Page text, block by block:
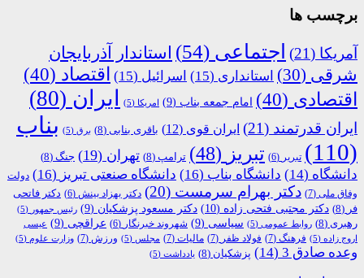
برچسب ها
آمریکا (21) اجتماعی (54)
استاندار آذربایجان
شرقی (30) استانداری (15) اسرائیل (15) اقتصاد (40)
اقتصادی (40) امام جمعه بناب (9) امریکا (5) ایران (80)
ایران قدرتمند (21) ایران قوی (12) باقری بنابی (8) برق (5)
بناب
(110)
تبریر (6) تبریز (48) ترامپ (8) تهران (19) جنگ (8)
دانشگاه (14) دانشگاه بناب (16) دانشگاه صنعتی تبریز (16)
دولت
وفاق ملی (7) دکتر بهرام سرمست (20) دکتر بهزاد بینش (6)
دکتر فاتحی
فر (8) دکتر مجتبی فتحی زاده (10) دکتر مسعود پزشکیان (9) رئیس جمهور (5)
رهبری (8) روابط عمومی (5) سیاسی (9) شهروند خبرنگار (6) عراقچی (9)
عیسی
اروج زاده (5) فرهنگ (7) فولاد ظفر (7) مالیات (7) مجلس (5) ورزش (7) وزارت علوم (5)
وعده صادق 3 (14) پزشکیان (8) یادداشت (5)